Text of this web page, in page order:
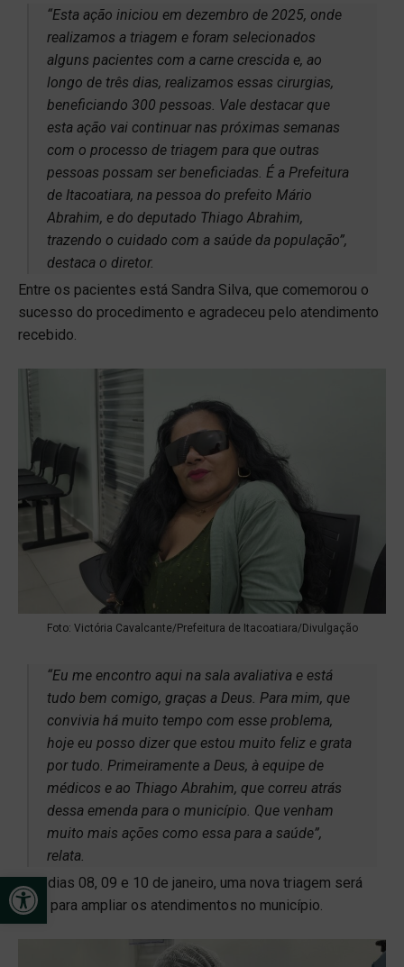
Open toolbar
“Esta ação iniciou em dezembro de 2025, onde
realizamos a triagem e foram selecionados
alguns pacientes com a carne crescida e, ao
longo de três dias, realizamos essas cirurgias,
beneficiando 300 pessoas. Vale destacar que
esta ação vai continuar nas próximas semanas
com o processo de triagem para que outras
pessoas possam ser beneficiadas. É a Prefeitura
de Itacoatiara, na pessoa do prefeito Mário
Abrahim, e do deputado Thiago Abrahim,
trazendo o cuidado com a saúde da população”,
destaca o diretor.
Entre os pacientes está Sandra Silva, que comemorou o
sucesso do procedimento e agradeceu pelo atendimento
recebido.
Foto: Victória Cavalcante/Prefeitura de Itacoatiara/Divulgação
“Eu me encontro aqui na sala avaliativa e está
tudo bem comigo, graças a Deus. Para mim, que
convivia há muito tempo com esse problema,
hoje eu posso dizer que estou muito feliz e grata
por tudo. Primeiramente a Deus, à equipe de
médicos e ao Thiago Abrahim, que correu atrás
dessa emenda para o município. Que venham
muito mais ações como essa para a saúde”,
relata.
Nos dias 08, 09 e 10 de janeiro, uma nova triagem será
feita para ampliar os atendimentos no município.